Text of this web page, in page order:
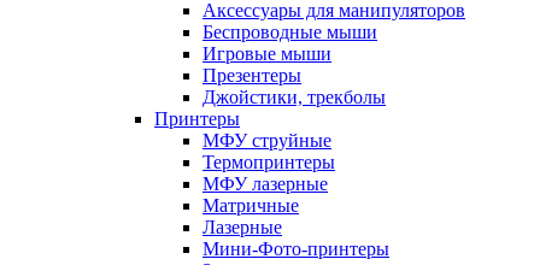
Аксессуары для манипуляторов
Беспроводные мыши
Игровые мыши
Презентеры
Джойстики, трекболы
Принтеры
МФУ струйные
Термопринтеры
МФУ лазерные
Матричные
Лазерные
Мини-Фото-принтеры